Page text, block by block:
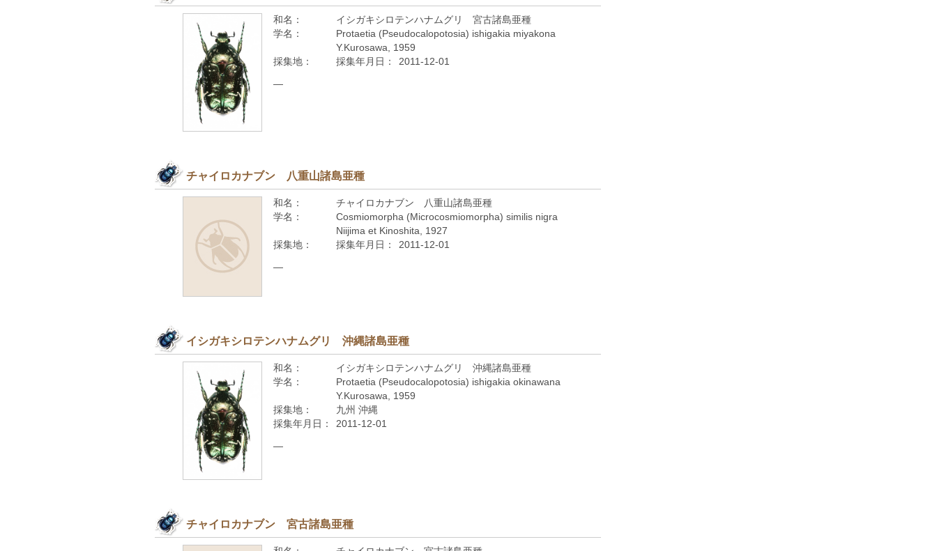
和名：
イシガキシロテンハナムグリ 宮古諸島亜種
学名：
Protaetia (Pseudocalopotosia) ishigakia miyakona
Y.Kurosawa, 1959
採集地：
採集年月日： 2011-12-01
—
チャイロカナブン 八重山諸島亜種
和名：
チャイロカナブン 八重山諸島亜種
学名：
Cosmiomorpha (Microcosmiomorpha) similis nigra
Niijima et Kinoshita, 1927
採集地：
採集年月日： 2011-12-01
—
イシガキシロテンハナムグリ 沖縄諸島亜種
和名：
イシガキシロテンハナムグリ 沖縄諸島亜種
学名：
Protaetia (Pseudocalopotosia) ishigakia okinawana
Y.Kurosawa, 1959
採集地：
九州 沖縄
採集年月日：
2011-12-01
—
チャイロカナブン 宮古諸島亜種